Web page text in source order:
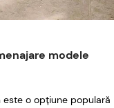
modele
este o opțiune populară